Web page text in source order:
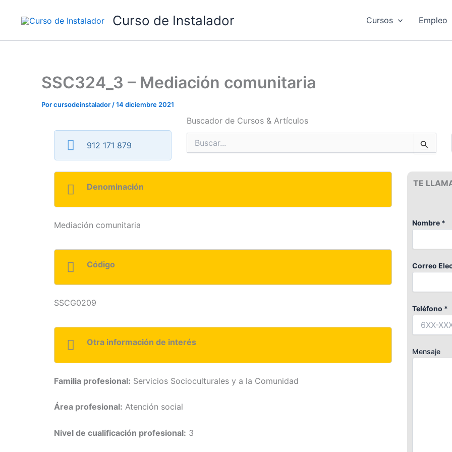
Curso de Instalador Cursos Empleo
SSC324_3 – Mediación comunitaria
Porcursodeinstalador /14 diciembre 2021
912 171 879
Buscador de Cursos & Artículos
Buscar
por:
Denominación
Mediación comunitaria
Código
SSCG0209
Otra información de interés
Familia profesional: Servicios Socioculturales y a la Comunidad
Área profesional: Atención social
Nivel de cualificación profesional: 3
TE
Nombre *
Correo
Teléfono *
Mensaje